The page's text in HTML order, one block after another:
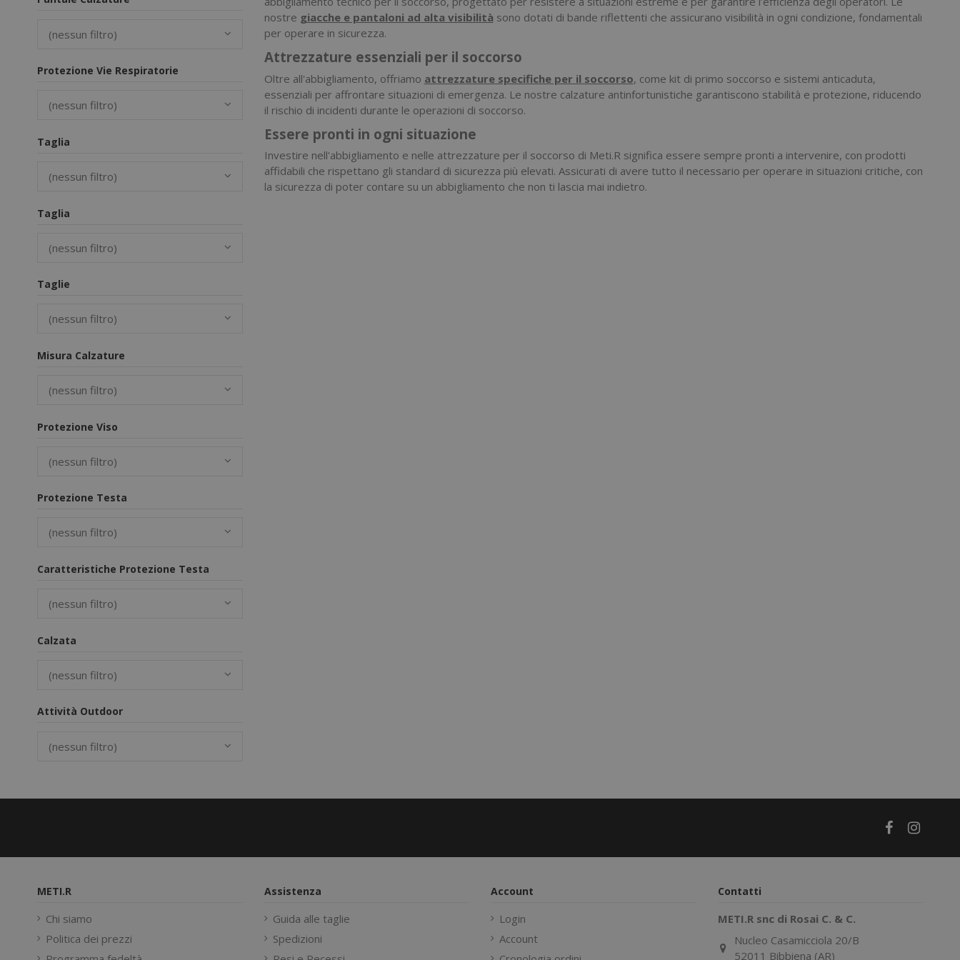
nostre giacche e pantaloni ad alta visibilità sono dotati di bande riflettenti che assicurano visibilità in ogni condizione, fondamentali
per operare in sicurezza.
Attrezzature essenziali per il soccorso
Oltre all'abbigliamento, offriamo attrezzature specifiche per il soccorso, come kit di primo soccorso e sistemi anticaduta,
essenziali per affrontare situazioni di emergenza. Le nostre calzature antinfortunistiche garantiscono stabilità e protezione, riducendo
il rischio di incidenti durante le operazioni di soccorso.
Essere pronti in ogni situazione
Investire nell'abbigliamento e nelle attrezzature per il soccorso di Meti.R significa essere sempre pronti a intervenire, con prodotti
affidabili che rispettano gli standard di sicurezza più elevati. Assicurati di avere tutto il necessario per operare in situazioni critiche, con
la sicurezza di poter contare su un abbigliamento che non ti lascia mai indietro.
(nessun filtro)
Protezione Vie Respiratorie
(nessun filtro)
Taglia
(nessun filtro)
Taglia
(nessun filtro)
Taglie
(nessun filtro)
Misura Calzature
(nessun filtro)
Protezione Viso
(nessun filtro)
Protezione Testa
(nessun filtro)
Caratteristiche Protezione Testa
(nessun filtro)
Calzata
(nessun filtro)
Attività Outdoor
(nessun filtro)
METI.R
Chi siamo
Politica dei prezzi
Assistenza
Guida alle taglie
Spedizioni
Account
Login
Account
Contatti
METI.R snc di Rosai C. & C.
Nucleo Casamicciola 20/B
52011 Bibbiena (AR)